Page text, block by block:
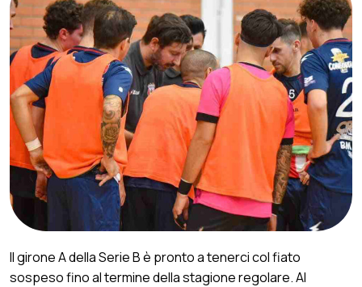
Il girone A della Serie B è pronto a tenerci col fiato
sospeso fino al termine della stagione regolare. Al